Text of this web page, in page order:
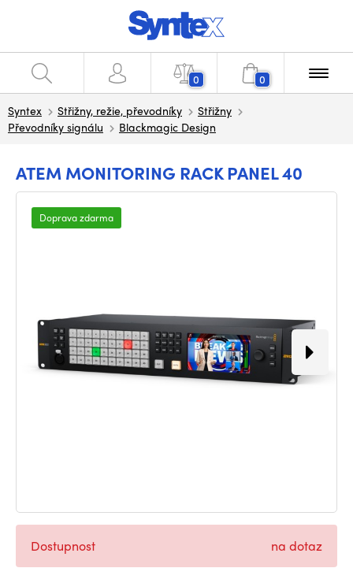
0 0
Syntex Střižny, režie, převodníky
Střižny
Převodníky signálu
Blackmagic Design
ATEM MONITORING RACK PANEL 40
Doprava zdarma
Dostupnost na dotaz